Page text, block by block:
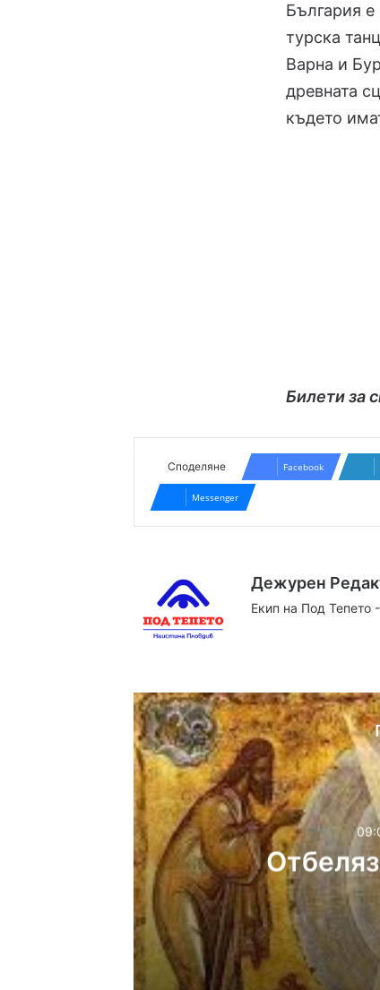
България е
турска
Варна и
древната
където
Билети за
Споделяне Facebook
Messenger
Дежурен
Екип на Под Тепето